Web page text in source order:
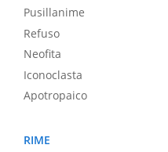
Pusillanime
Refuso
Neofita
Iconoclasta
Apotropaico
RIME